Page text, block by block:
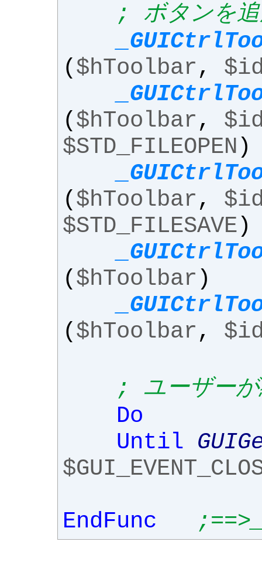
; ボタンを
($hToolbar ,
($hToolbar ,
$STD_FILEOPEN )
($hToolbar ,
$STD_FILESAVE)
($hToolbar )
($hToolbar ,
; ユーザーが
Do
Until
EndFunc